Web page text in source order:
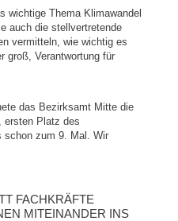
wichtige Thema Klimawandel
auch die stellvertretende
vermitteln, wie wichtig es
groß, Verantwortung für
das Bezirksamt Mitte die
ersten Platz des
schon zum 9. Mal. Wir
FACHKRÄFTE
MITEINANDER INS